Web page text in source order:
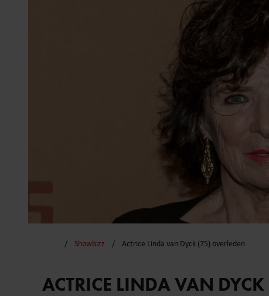
Showbizz Actrice Linda van Dyck (75) overleden
ACTRICE LINDA VAN